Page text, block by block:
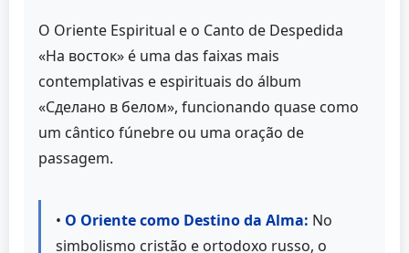
O Oriente Espiritual e o Canto de Despedida
«На восток» é uma das faixas mais
contemplativas e espirituais do álbum
«Сделано в белом», funcionando quase como
um cântico fúnebre ou uma oração de
passagem.
• O Oriente como Destino da Alma: No
simbolismo cristão e ortodoxo russo, o